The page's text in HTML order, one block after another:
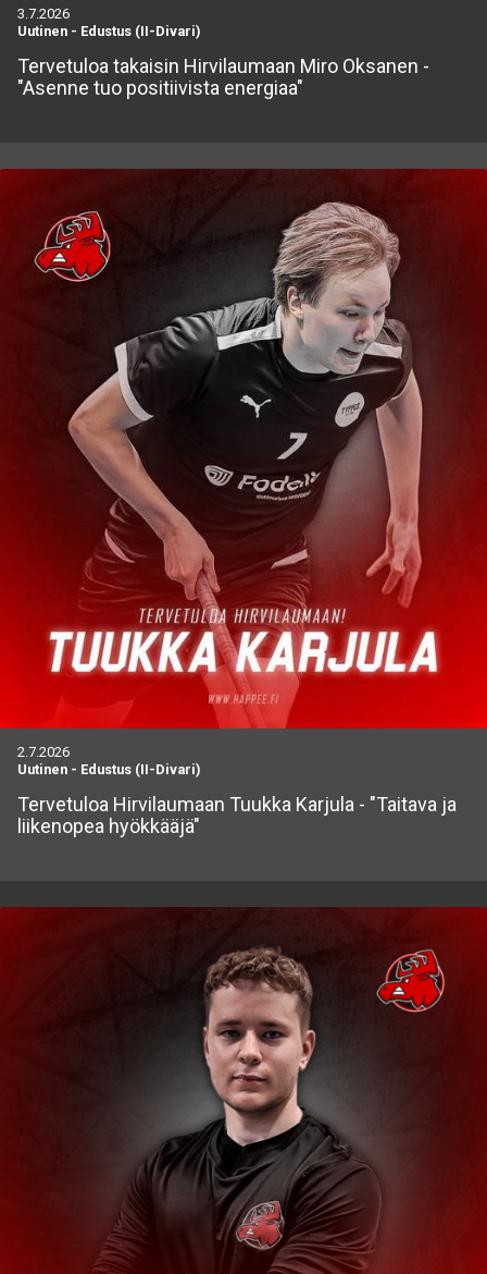
3.7.2026
Uutinen - Edustus (II-Divari)
Tervetuloa takaisin Hirvilaumaan Miro Oksanen -
"Asenne tuo positiivista energiaa"
2.7.2026
Uutinen - Edustus (II-Divari)
Tervetuloa Hirvilaumaan Tuukka Karjula - "Taitava ja
liikenopea hyökkääjä"